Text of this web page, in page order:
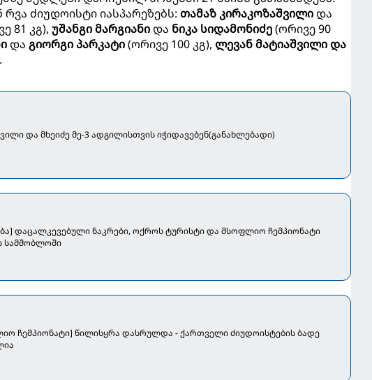
ძიუდოისტი იასპარეზებს: თამაზ კირაკოზაშვილიდა
81 კგ), უშანგი მარგიანიდა ნიკა სიდამონიძე(ორივე 90
და გიორგი პარკატი(ორივე 100 კგ), ლევან მატიაშვილი და
და მხეიძე მე-3 ადგილისთვის იჭიდავებენ(განახლებადი)
დაცალკევებული ნაკრები, ოქროს ტურისტი და მსოფლიო ჩემპიონატი
სამშობლოში
ჩემპიონატი] წილისყრა დასრულდა - ქართველი ძიუდოისტების ბადე